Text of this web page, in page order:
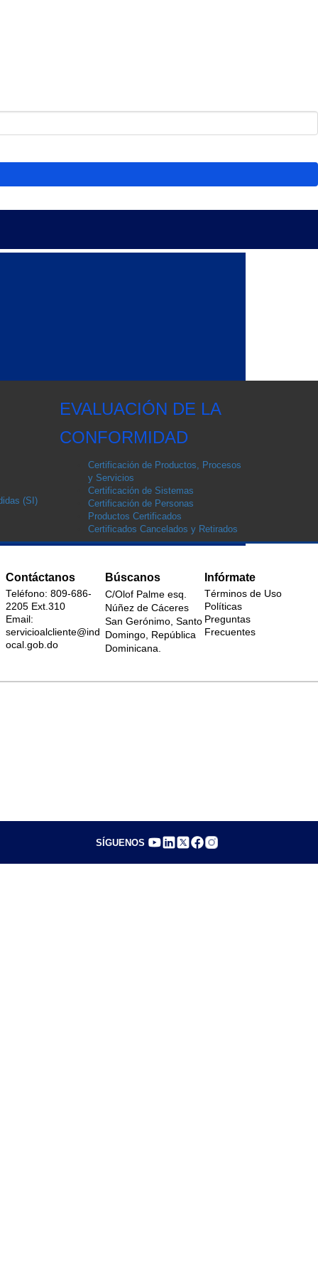
(SI)
EVALUACIÓN DE LA
CONFORMIDAD
Certificación de Productos, Procesos
y Servicios
Certificación de Sistemas
Certificación de Personas
Productos Certificados
Certificados Cancelados y Retirados
Contáctanos
Teléfono: 809-686-
2205 Ext.310
Email:
servicioalcliente@ind
ocal.gob.do
Búscanos
C/Olof Palme esq.
Núñez de Cáceres
San Gerónimo, Santo
Domingo, República
Dominicana.
Infórmate
Términos de Uso
Políticas
Preguntas
Frecuentes
SÍGUENOS